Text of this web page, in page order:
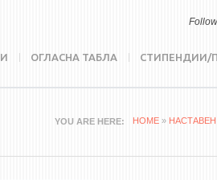
ОГЛАСНА ТАБЛА СТИПЕНДИИ/
YOU ARE HERE HOME » НАСТАВЕН